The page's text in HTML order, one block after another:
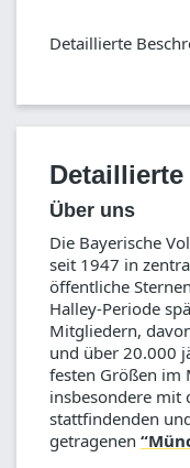
Detaillierte
Über uns
Die Bayerische
seit 1947 in
öffentliche
Halley-Periode
Mitgliedern,
und über 20.000
festen Größen im
insbesondere mit
stattfindenden
getragenen